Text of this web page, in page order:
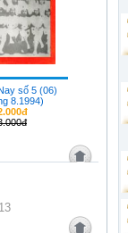
số 5 (06)
8.1994)